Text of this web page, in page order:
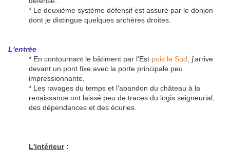
* Le deuxième système défensif est assuré par le donjon
dont je distingue quelques archères droites.
L'entrée
* En contournant le bâtiment par l'Est puis le Sud , j'arrive
devant un pont fixe avec la porte principale peu
impressionnante.
* Les ravages du temps et l'abandon du château à la
renaissance ont laissé peu de traces du logis seigneurial,
des dépendances et des écuries.
L'intérieur: